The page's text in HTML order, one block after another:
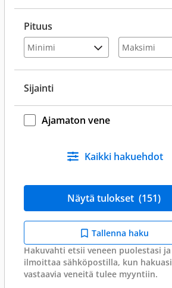
Pituus
Sijainti
Ajamaton vene
Kaikki hakuehdot
Näytä tulokset (151)
Tallenna haku
Hakuvahti etsii veneen puolestasi ja
ilmoittaa sähköpostilla, kun hakuasi
vastaavia veneitä tulee myyntiin.